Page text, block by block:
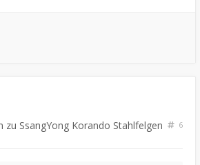
zu SsangYong Korando Stahlfelgen
6